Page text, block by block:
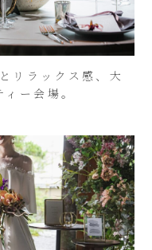
リラックス感、大
ー会場。